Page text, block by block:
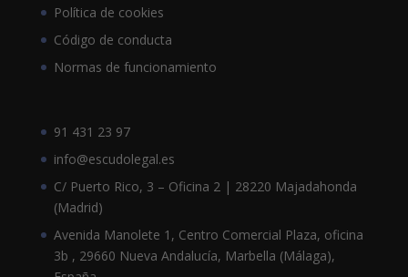
Política de cookies
Código de conducta
Normas de funcionamiento
91 431 23 97
info@escudolegal.es
C/ Puerto Rico, 3 – Oficina 2 | 28220 Majadahonda
(Madrid)
Avenida Manolete 1, Centro Comercial Plaza, oficina
3b , 29660 Nueva Andalucía, Marbella (Málaga),